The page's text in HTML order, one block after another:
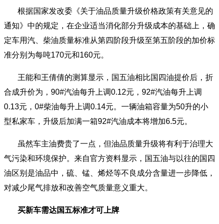
根据国家发改委《关于油品质量升级价格政策有关意见的
通知》中的规定，在企业适当消化部分升级成本的基础上，确
定车用汽、柴油质量标准从第四阶段升级至第五阶段的加价标
准分别为每吨170元和160元。
王能和王倩倩的测算显示，国五油相比国四油提价后，折
合成升价为，90#汽油每升上调0.12元，92#汽油每升上调
0.13元，0#柴油每升上调0.14元。一辆油箱容量为50升的小
型私家车，升级后加满一箱92#汽油成本将增加6.5元。
虽然车主油费贵了一点，但油品质量升级将有利于治理大
气污染和环境保护。来自官方资料显示，国五油与以往的国四
油区别是油品中，硫、锰、烯烃等不良成分含量进一步降低，
对减少尾气排放和改善空气质量意义重大。
买新车需达国五标准才可上牌